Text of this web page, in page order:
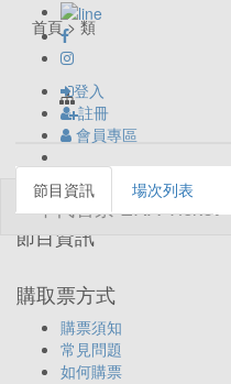
登入
註冊
會員專區
首頁 > 類
節目資訊 場次列表
節目資訊
購取票方式
購票須知
常見問題
如何購票